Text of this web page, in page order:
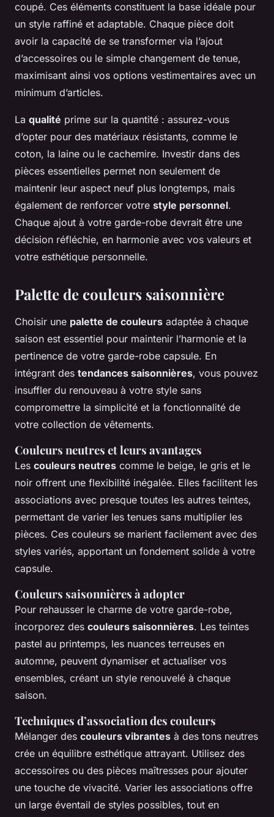
coupé. Ces éléments constituent la base idéale pour
un style raffiné et adaptable. Chaque pièce doit
avoir la capacité de se transformer via l’ajout
d’accessoires ou le simple changement de tenue,
maximisant ainsi vos options vestimentaires avec un
minimum d’articles.
La qualité prime sur la quantité : assurez-vous
d’opter pour des matériaux résistants, comme le
coton, la laine ou le cachemire. Investir dans des
pièces essentielles permet non seulement de
maintenir leur aspect neuf plus longtemps, mais
également de renforcer votre style personnel.
Chaque ajout à votre garde-robe devrait être une
décision réfléchie, en harmonie avec vos valeurs et
votre esthétique personnelle.
Palette de couleurs saisonnière
Choisir une palette de couleurs adaptée à chaque
saison est essentiel pour maintenir l’harmonie et la
pertinence de votre garde-robe capsule. En
intégrant des tendances saisonnières, vous pouvez
insuffler du renouveau à votre style sans
compromettre la simplicité et la fonctionnalité de
votre collection de vêtements.
Couleurs neutres et leurs avantages
Les couleurs neutres comme le beige, le gris et le
noir offrent une flexibilité inégalée. Elles facilitent les
associations avec presque toutes les autres teintes,
permettant de varier les tenues sans multiplier les
pièces. Ces couleurs se marient facilement avec des
styles variés, apportant un fondement solide à votre
capsule.
Couleurs saisonnières à adopter
Pour rehausser le charme de votre garde-robe,
incorporez des couleurs saisonnières. Les teintes
pastel au printemps, les nuances terreuses en
automne, peuvent dynamiser et actualiser vos
ensembles, créant un style renouvelé à chaque
saison.
Techniques d’association des couleurs
Mélanger des couleurs vibrantes à des tons neutres
crée un équilibre esthétique attrayant. Utilisez des
accessoires ou des pièces maîtresses pour ajouter
une touche de vivacité. Varier les associations offre
un large éventail de styles possibles, tout en